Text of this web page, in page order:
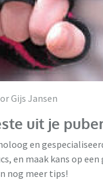
Gijs Jansen
uit je
en
en maak kans op
nog meer tips!